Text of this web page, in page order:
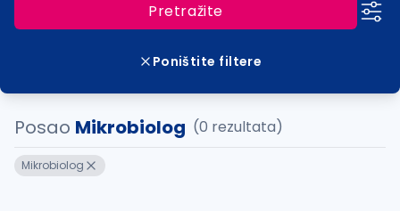
Pretražite
Poništite filtere
Posao Mikrobiolog (0 rezultata)
Mikrobiolog